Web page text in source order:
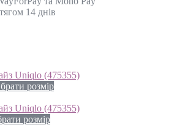
14 днів
Uniqlo (475355)
розмір
Uniqlo (475355)
розмір